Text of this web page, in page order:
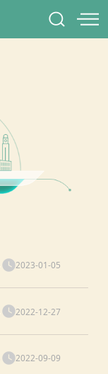
2023-01-05
2022-12-27
2022-09-09